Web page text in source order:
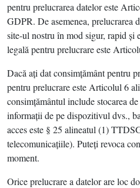
pentru prelucrarea datelor este
GDPR. De asemenea, prelucrarea
site-ul nostru în mod sigur, rapid şi
legală pentru prelucrare este
Dacă aţi dat consimţământ pentru
pentru prelucrare este Articolul 6
consimţământul include stocarea
informaţii de pe dispozitivul dvs.,
acces este § 25 alineatul (1)
telecomunicaţiile). Puteţi revoca
moment.
Orice prelucrare a datelor are loc